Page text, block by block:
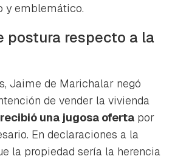
y emblemático.
postura respecto a la
Jaime de Marichalar negó
de vender la vivienda
una jugosa oferta por
En declaraciones a la
la propiedad sería la herencia